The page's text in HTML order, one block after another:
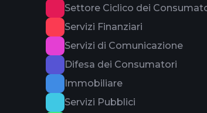
Settore Ciclico dei
Servizi Finanziari
Servizi di Comunicazione
Difesa dei Consumatori
Immobiliare
Servizi Pubblici